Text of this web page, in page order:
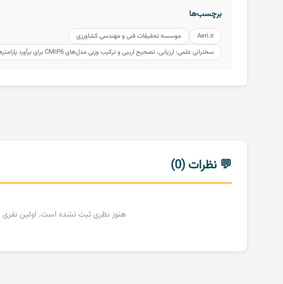
برچسب‌ها
Aeri.ir
موسسه تحقیقات فنی و مهندسی کشاورزی
سخنرانی علمی: ارزیابی، تصحیح اریبی و ترکیب وزنی مدل‌های CMIP6 برای برآورد پارامترهای اقلیمی تحت سناریوهای مختلف
💬 نظرات (0)
هنوز نظری ثبت نشده است. اولین